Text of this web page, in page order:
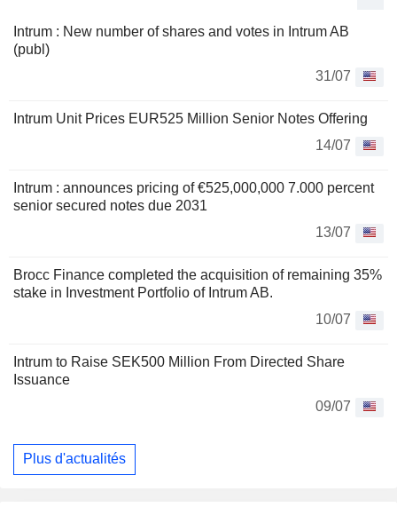
Intrum : New number of shares and votes in Intrum AB
(publ)
31/07
Intrum Unit Prices EUR525 Million Senior Notes Offering
14/07
Intrum : announces pricing of €525,000,000 7.000 percent
senior secured notes due 2031
13/07
Brocc Finance completed the acquisition of remaining 35%
stake in Investment Portfolio of Intrum AB.
10/07
Intrum to Raise SEK500 Million From Directed Share
Issuance
09/07
Plus d'actualités